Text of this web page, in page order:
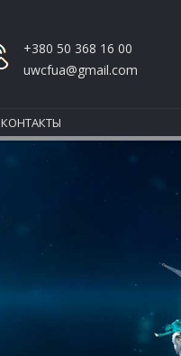
+380 50 368 16 00
uwcfua@gmail.com
КОНТАКТЫ